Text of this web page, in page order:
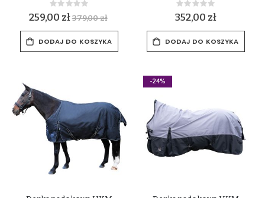
Rating:
0%
259,00 zł379,00 zł
DODAJ DO KOSZYKA
Rating:
0%
352,00 zł
DODAJ DO KOSZYKA
-24%